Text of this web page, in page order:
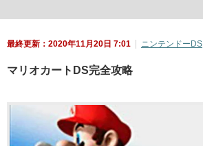
最終更新：2020年11月20日 7:01 ニンテンドーDS
マリオカートDS完全攻略